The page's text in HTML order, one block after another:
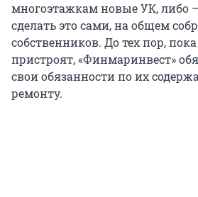
многоэтажкам новые УК, либо
сделать это сами, на общем
собственников. До тех пор,
пристроят, «Финмаринвест»
свои обязанности по их
ремонту.